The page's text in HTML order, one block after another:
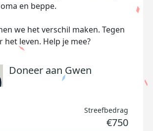
en beppe.
we het verschil maken. Tegen
het leven. Help je mee?
Doneer aan Gwen
Streefbedrag
€750